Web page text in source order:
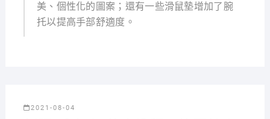
美、個性化的圖案；還有一些滑鼠墊增加了腕
托以提高手部舒適度。
2021-08-04